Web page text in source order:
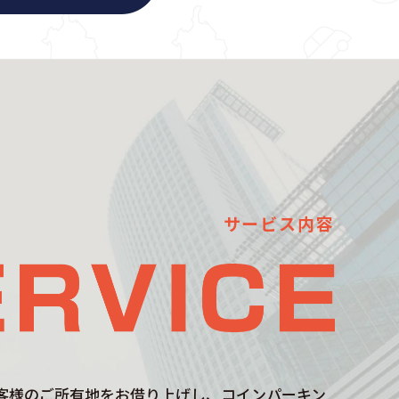
サービス内容
様のご所有地をお借り上げし、コインパーキン